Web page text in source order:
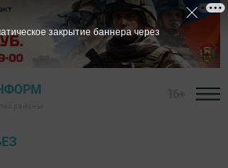
закрытие баннера через